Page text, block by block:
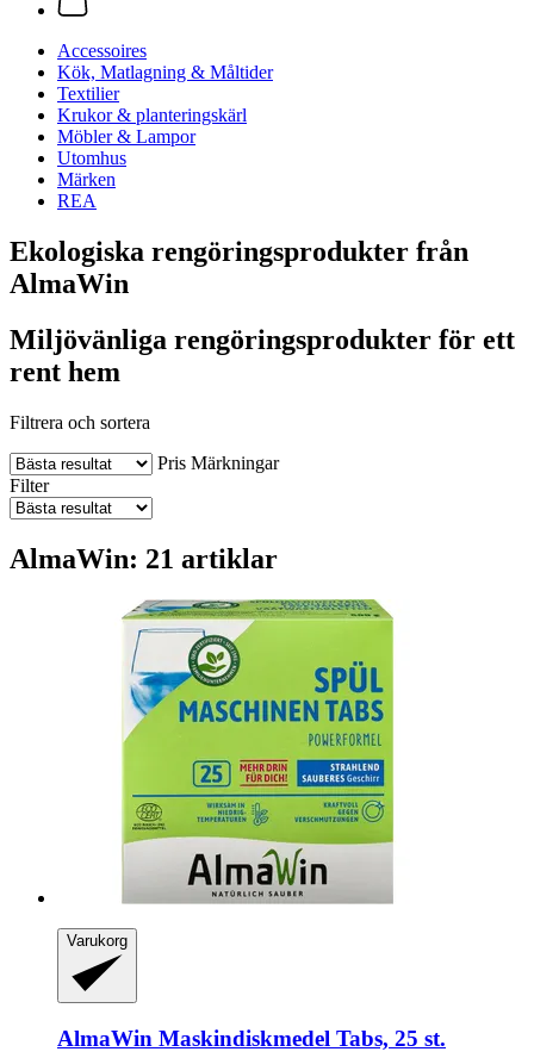
Accessoires
Kök, Matlagning & Måltider
Textilier
Krukor & planteringskärl
Möbler & Lampor
Utomhus
Märken
REA
Ekologiska rengöringsprodukter från
AlmaWin
Miljövänliga rengöringsprodukter för ett
rent hem
Filtrera och sortera
Pris Märkningar
Filter
AlmaWin: 21 artiklar
Varukorg
AlmaWin Maskindiskmedel Tabs, 25 st.